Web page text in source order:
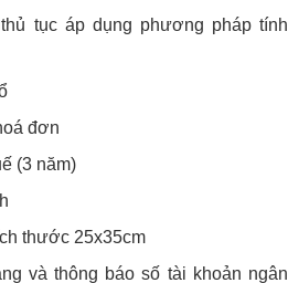
tục áp dụng phương pháp tính
đơn
(3 năm)
thước 25x35cm
và thông báo số tài khoản ngân